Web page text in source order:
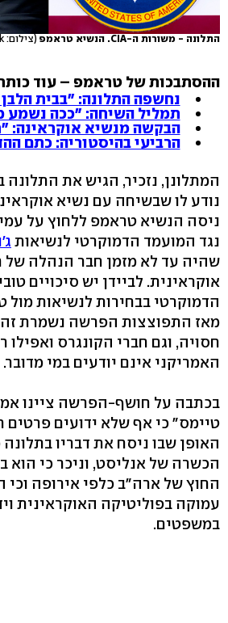
התלונה - משורות ה-CIA. הנשיא טראמפ (צילום: shutterstock ורויטרס)
ההסתבכות של טראמפ – עוד
נחשפה התלונה: "בבית
תמליל השיחה: "ככה נשמע
הבקשה מנשיא אוקראינה:
הרביעי בהיסטוריה: כתם
המתלונן, נזכיר, הגיש את התלונה
נודע לו שבשיחה עם נשיא
ניסה הנשיא טראמפ ללחוץ על
נגד המועמד הדמוקרטי לנשיאות
שהיה עד לא מזמן חבר הנהלה של
אוקראינית. לביידן יש סיכויים
הדמוקרטי בבחירות לנשיאות
מאז התפוצצות הפרשה נשמרת
חסויה, וגם חברי הקונגרס ואפילו
האמריקני אינם יודעים במי מדובר.
בכתבה על חושף-הפרשה ציינו
טיימס" כי אף שלא ידועים פרטים
האופן שבו ניסח את דבריו
הכשרה של אנליסט, וניכר כי הוא
החוץ של ארה"ב כלפי אירופה וכי
עמוקה בפוליטיקה האוקראינית
במשפטים.